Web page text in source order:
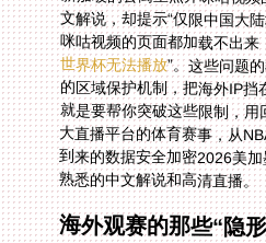
咪咕视频的页面都加载不出来
世界杯无法播放”。这些问题
的区域保护机制，
就是要帮你突破这
大直播平台的体育
到来的数据安全加
熟悉的中文解说和高清直播。
海外观赛的那些“隐